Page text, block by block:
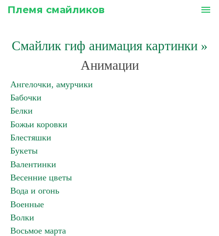
Племя смайликов menu
Смайлик гиф анимация картинки»
Анимации
Ангелочки, амурчики
Бабочки
Белки
Божьи коровки
Блестяшки
Букеты
Валентинки
Весенние цветы
Вода и огонь
Военные
Волки
Восьмое марта